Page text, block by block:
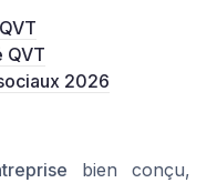
QVT
2026
bien conçu,